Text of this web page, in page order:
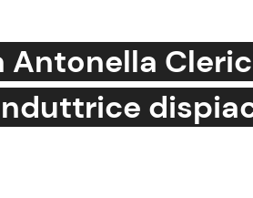
Cucina e Ricette
Antonella